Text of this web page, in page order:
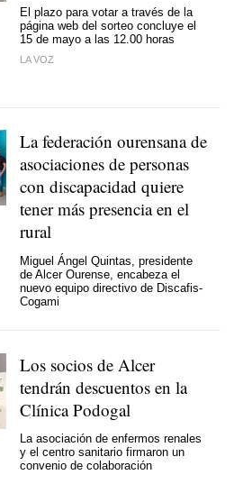
El plazo para votar a través de la
página web del sorteo concluye el
15 de mayo a las 12.00 horas
LA VOZ
La federación ourensana de
asociaciones de personas
con discapacidad quiere
tener más presencia en el
rural
Miguel Ángel Quintas, presidente
de Alcer Ourense, encabeza el
nuevo equipo directivo de Discafis-
Cogami
Los socios de Alcer
tendrán descuentos en la
Clínica Podogal
La asociación de enfermos renales
y el centro sanitario firmaron un
convenio de colaboración